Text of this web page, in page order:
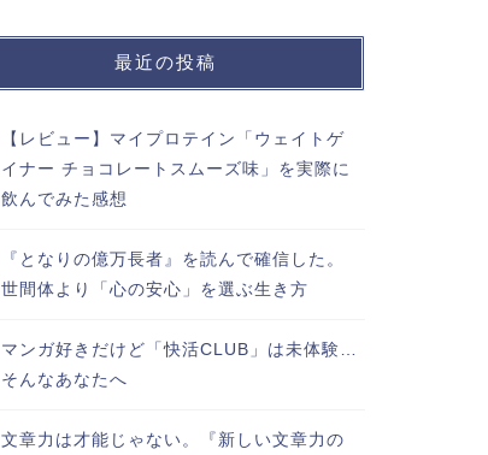
最近の投稿
【レビュー】マイプロテイン「ウェイトゲ
イナー チョコレートスムーズ味」を実際に
飲んでみた感想
『となりの億万長者』を読んで確信した。
世間体より「心の安心」を選ぶ生き方
マンガ好きだけど「快活CLUB」は未体験…
そんなあなたへ
文章力は才能じゃない。『新しい文章力の